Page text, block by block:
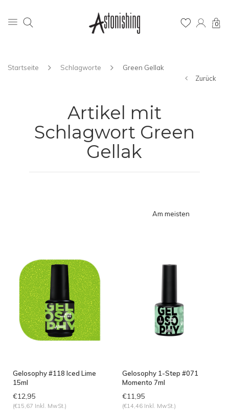
0
Startseite Schlagworte
Green Gellak
Zurück
Artikel mit
Schlagwort Green
Gellak
Am meisten
Gelosophy #118 Iced Lime
15ml
€12,95
(€15,67 Inkl. MwSt.)
Gelosophy 1-Step #071
Momento 7ml
€11,95
(€14,46 Inkl. MwSt.)